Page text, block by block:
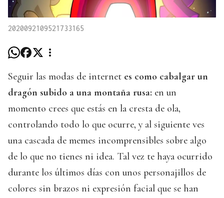
2020092109521733165
Seguir las modas de internet es como cabalgar un
dragón subido a una montaña rusa: en un
momento crees que estás en la cresta de ola,
controlando todo lo que ocurre, y al siguiente ves
una cascada de memes incomprensibles sobre algo
de lo que no tienes ni idea. Tal vez te haya ocurrido
durante los últimos días con unos personajillos de
colores sin brazos ni expresión facial que se han